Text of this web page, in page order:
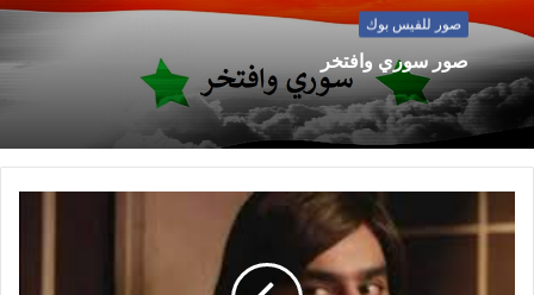
صور للفيس بوك
صور سوري وافتخر